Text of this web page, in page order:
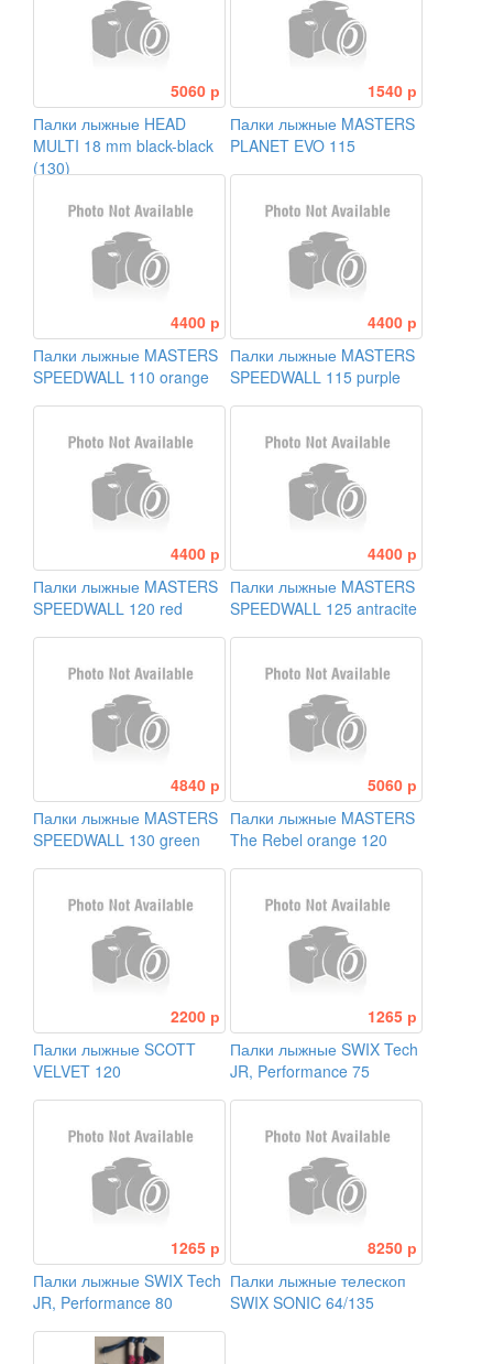
5060 р
Палки лыжные HEAD
MULTI 18 mm black-black
(130)
1540 р
Палки лыжные MASTERS
PLANET EVO 115
4400 р
Палки лыжные MASTERS
SPEEDWALL 110 orange
4400 р
Палки лыжные MASTERS
SPEEDWALL 115 purple
4400 р
Палки лыжные MASTERS
SPEEDWALL 120 red
4400 р
Палки лыжные MASTERS
SPEEDWALL 125 antracite
4840 р
Палки лыжные MASTERS
SPEEDWALL 130 green
5060 р
Палки лыжные MASTERS
The Rebel orange 120
2200 р
Палки лыжные SCOTT
VELVET 120
1265 р
Палки лыжные SWIX Tech
JR, Performance 75
1265 р
Палки лыжные SWIX Tech
JR, Performance 80
8250 р
Палки лыжные телескоп
SWIX SONIC 64/135